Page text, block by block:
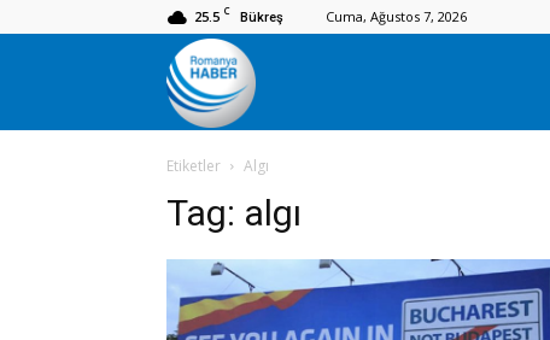
25.5 C Bükreş Cuma, Ağustos 7, 2026
Romanya
Haber
Etiketler Algı
Tag: algı